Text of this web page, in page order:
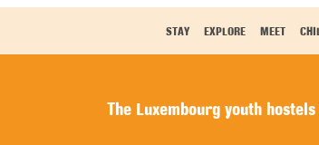
STAY EXPLORE MEET
The Luxembourg youth